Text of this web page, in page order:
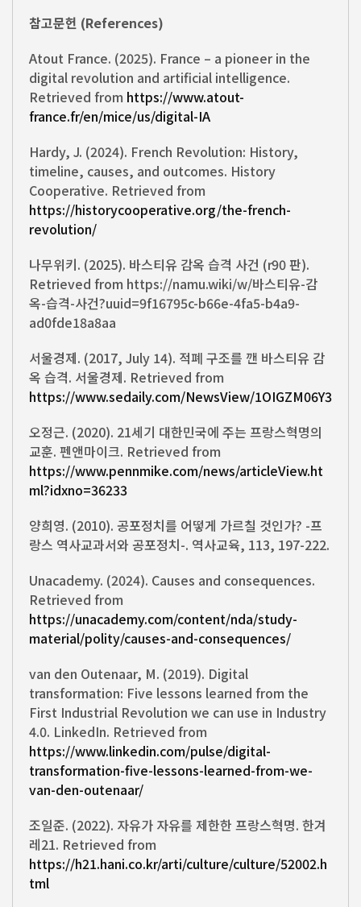
참고문헌 (References)
Atout France. (2025). France – a pioneer in the
digital revolution and artificial intelligence.
Retrieved from https://www.atout-
france.fr/en/mice/us/digital-IA
Hardy, J. (2024). French Revolution: History,
timeline, causes, and outcomes. History
Cooperative. Retrieved from
https://historycooperative.org/the-french-
revolution/
나무위키. (2025). 바스티유 감옥 습격 사건 (r90 판).
Retrieved from https://namu.wiki/w/바스티유-감
옥-습격-사건?uuid=9f16795c-b66e-4fa5-b4a9-
ad0fde18a8aa
서울경제. (2017, July 14). 적폐 구조를 깬 바스티유 감
옥 습격. 서울경제. Retrieved from
https://www.sedaily.com/NewsView/1OIGZM06Y3
오정근. (2020). 21세기 대한민국에 주는 프랑스혁명의
교훈. 펜앤마이크. Retrieved from
https://www.pennmike.com/news/articleView.ht
ml?idxno=36233
양희영. (2010). 공포정치를 어떻게 가르칠 것인가? -프
랑스 역사교과서와 공포정치-. 역사교육, 113, 197-222.
Unacademy. (2024). Causes and consequences.
Retrieved from
https://unacademy.com/content/nda/study-
material/polity/causes-and-consequences/
van den Outenaar, M. (2019). Digital
transformation: Five lessons learned from the
First Industrial Revolution we can use in Industry
4.0. LinkedIn. Retrieved from
https://www.linkedin.com/pulse/digital-
transformation-five-lessons-learned-from-we-
van-den-outenaar/
조일준. (2022). 자유가 자유를 제한한 프랑스혁명. 한겨
레21. Retrieved from
https://h21.hani.co.kr/arti/culture/culture/52002.h
tml